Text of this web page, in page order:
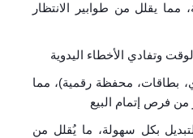
يقلل من طوابير الانتظار
وتفادي الأخطاء اليدوية
بطاقات، محفظة رقمية)، مما
من فرص إتمام البيع
بكل سهولة، ما يُقلل من